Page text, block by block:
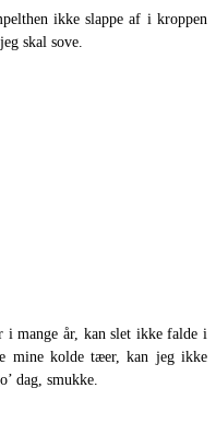
ikke slappe af i kroppen
skal sove.
i mange år, kan slet ikke falde i
mine kolde tæer, kan jeg ikke
dag, smukke.